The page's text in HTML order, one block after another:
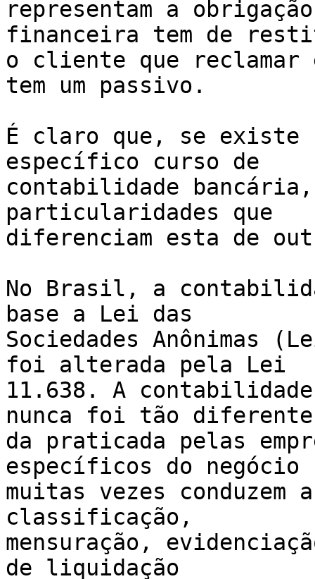
representam a
financeira tem de
o cliente que reclamar
tem um passivo.
É claro que, se existe
específico curso de
contabilidade
particularidades que
diferenciam esta de
No Brasil, a
base a Lei das
Sociedades Anônimas
foi alterada pela Lei
11.638. A
nunca foi tão diferente
da praticada pelas
específicos do negócio
muitas vezes
classificação,
mensuração,
de liquidação